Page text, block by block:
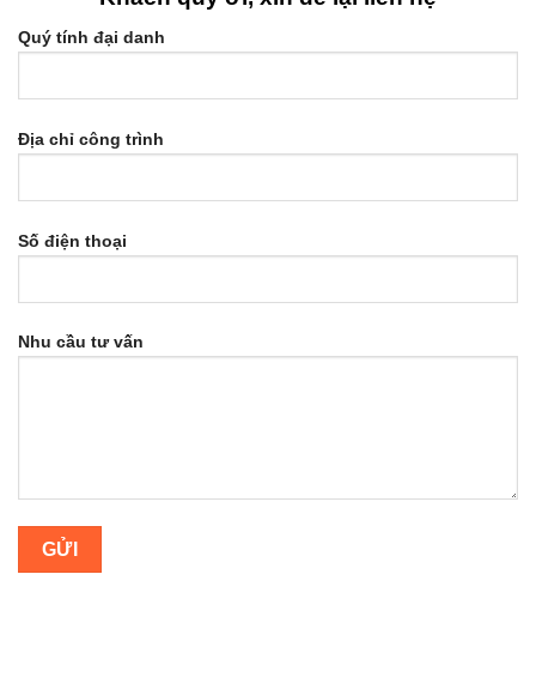
Quý tính đại danh
Địa chỉ công trình
Số điện thoại
Nhu cầu tư vấn